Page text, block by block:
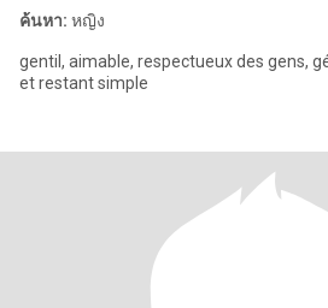
ค้นหา: หญิง
gentil, aimable, respectueux des gens,
et restant simple